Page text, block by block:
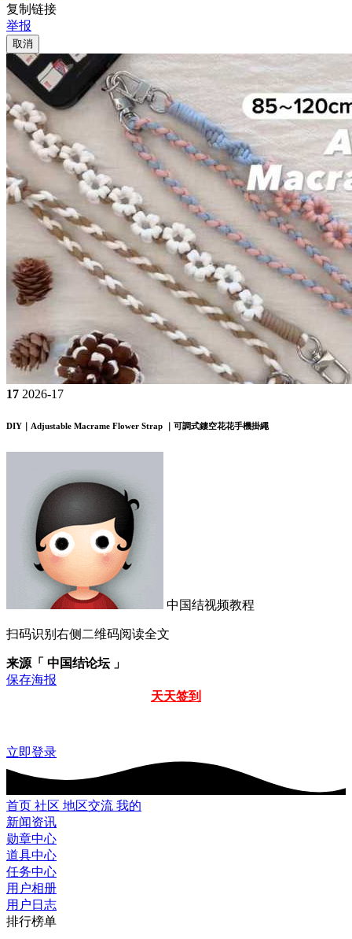
复制链接
举报
取消
17 2026-17
DIY｜Adjustable Macrame Flower Strap ｜可調式鏤空花花手機掛繩
中国结视频教程
扫码识别右侧二维码阅读全文
来源「 中国结论坛 」
保存海报
天天签到
立即登录
首页 社区 地区交流 我的
新闻资讯
勋章中心
道具中心
任务中心
用户相册
用户日志
排行榜单